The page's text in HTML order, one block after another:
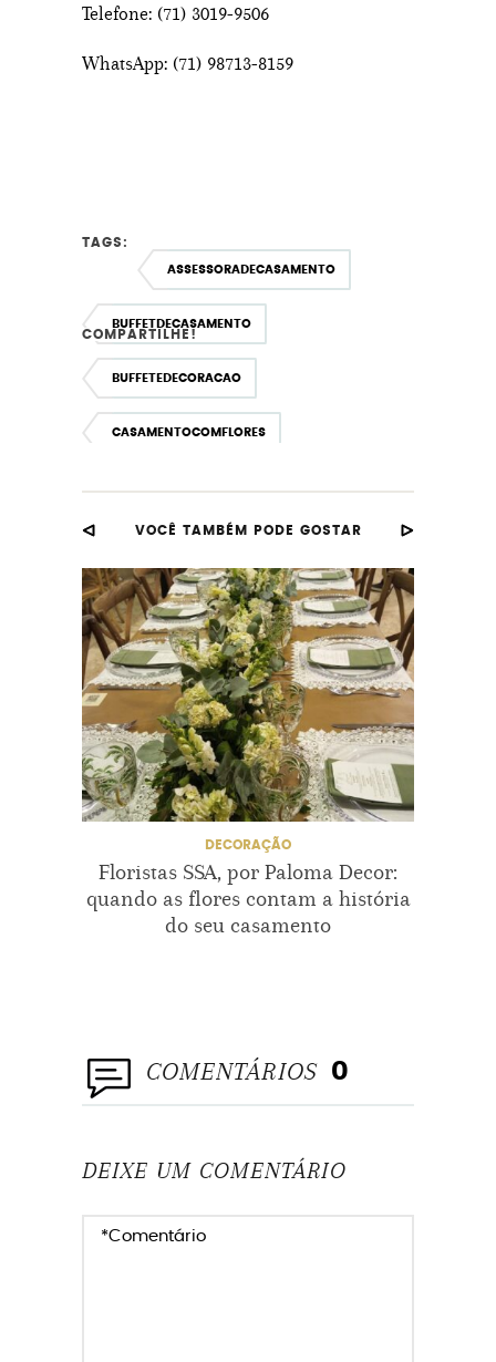
Telefone: (71) 3019-9506
WhatsApp: (71) 98713-8159
TAGS:
ASSESSORADECASAMENTO
BUFFETDECASAMENTO
BUFFETEDECORACAO
CASAMENTOCOMFLORES
DECORAÇÃO
DECORACAODECASAMENTO
DECORACAODECASAMENTOEMSALVADOR
FLORES
INSPIRAÇÃOPARACASAMENTO
KARLA RODRIGUES PRIMAVERA
COMPARTILHE!
VOCÊ TAMBÉM PODE GOSTAR
DECORAÇÃO
Floristas SSA, por Paloma Decor:
quando as flores contam a história
do seu casamento
COMENTÁRIOS 0
DEIXE UM COMENTÁRIO